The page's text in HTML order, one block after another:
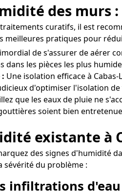
des murs :
curatifs, il est
meilleures pratiques pour
de s'assurer de aérer
dans les pièces les plus
Une isolation efficace à
d'optimiser l'isolation
que les eaux de pluie ne
soient bien
existante à
des signes d'humidité
sévérité du problème :
infiltrations